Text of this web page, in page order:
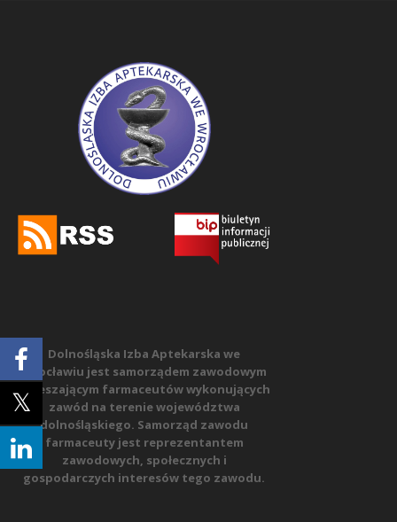
Dolnośląska Izba Aptekarska we
Wrocławiu jest samorządem zawodowym
zrzeszającym farmaceutów wykonujących
zawód na terenie województwa
dolnośląskiego. Samorząd zawodu
farmaceuty jest reprezentantem
zawodowych, społecznych i
gospodarczych interesów tego zawodu.